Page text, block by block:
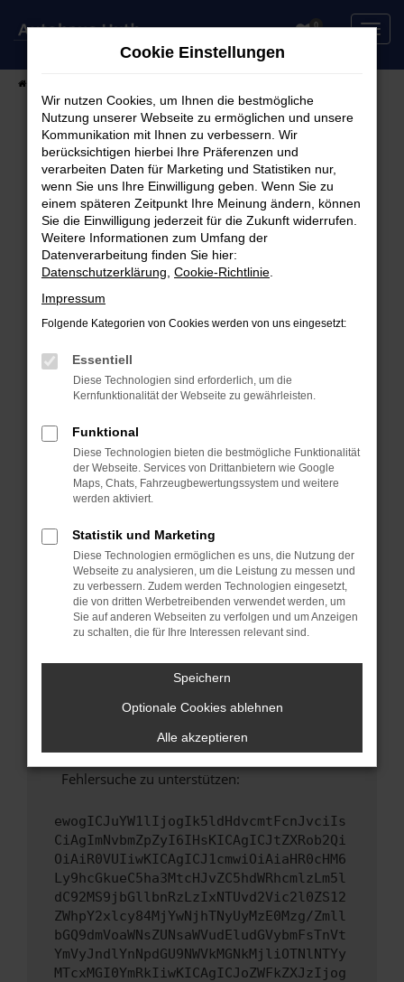
Zum
0
Fehler: Network Error
Beim Laden ist ein Fehler aufgetreten.
Hier sind ein paar Tipps, die dir helfen können:
Überprüfe deine Firewall und deine
Internetverbindung.
Laden andere Webseiten, zum Beispiel deine
Manche Erweiterungen, wie Werbeblocker,
können das Laden bestimmter Seiten
verhindern. Funktioniert die Seite in einem
Fenster?
Starte dein Gerät neu.
Das kann manchmal helfen, vorübergehende
Probleme zu beheben.
Stelle sicher, dass dein Browser und dein
Betriebssystem auf dem neuesten Stand
sind.
Veraltete Software birgt nicht nur ein
Sicherheitsrisiko, sondern kann auch dazu
führen, dass bestimmte Funktionen nicht mehr
Wende dich an den Webseitenbetreiber.
Wenn du alle oben genannten Schritte versucht
hast, kontaktiere uns bitte. Wir werden
versuchen, das Problem zu beheben. Du kannst
uns diesen Text schicken, um uns bei der
Fehlersuche zu unterstützen:
ewogICJuYW1lIjogIk5ldHdvcmtFcnJvciIs
CiAgImNvbmZpZyI6IHsKICAgICJtZXRob2Qi
OiAiR0VUIiwKICAgICJ1cmwiOiAiaHR0cHM6
Ly9hcGkueC5ha3MtcHJvZC5hdWRhcmlzLm5l
dC92MS9jbGllbnRzLzIxNTUvd2Vic2l0ZS12
ZWhpY2xlcy84MjYwNjhTNyUyMzE0Mzg/Zmll
bGQ9dmVoaWNsZUNsaWVudEludGVybmFsTnVt
YmVyJndlYnNpdGU9NWVkMGNkMjliOTNlNTYy
MTcxMGI0YmRkIiwKICAgICJoZWFkZXJzIjog
Cookie Einstellungen
Wir nutzen Cookies, um Ihnen die bestmögliche
Nutzung unserer Webseite zu ermöglichen und unsere
Kommunikation mit Ihnen zu verbessern. Wir
berücksichtigen hierbei Ihre Präferenzen und
verarbeiten Daten für Marketing und Statistiken nur,
wenn Sie uns Ihre Einwilligung geben. Wenn Sie zu
einem späteren Zeitpunkt Ihre Meinung ändern, können
Sie die Einwilligung jederzeit für die Zukunft widerrufen.
Weitere Informationen zum Umfang der
Datenverarbeitung finden Sie hier:
Datenschutzerklärung Cookie-Richtlinie
Impressum
Folgende Kategorien von Cookies werden von uns eingesetzt:
Essentiell
Diese Technologien sind erforderlich, um die
Kernfunktionalität der Webseite zu gewährleisten.
Funktional
Diese Technologien bieten die bestmögliche Funktionalität
der Webseite. Services von Drittanbietern wie Google
Maps, Chats, Fahrzeugbewertungssystem und weitere
werden aktiviert.
Statistik und Marketing
Diese Technologien ermöglichen es uns, die Nutzung der
Webseite zu analysieren, um die Leistung zu messen und
zu verbessern. Zudem werden Technologien eingesetzt,
die von dritten Werbetreibenden verwendet werden, um
Sie auf anderen Webseiten zu verfolgen und um Anzeigen
zu schalten, die für Ihre Interessen relevant sind.
Speichern
Optionale Cookies ablehnen
Alle akzeptieren